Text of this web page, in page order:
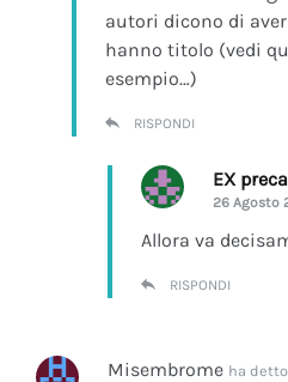
autori dicono di
hanno titolo (vedi
esempio…)
RISPONDI
EX
26 Agosto
Allora va
RISPONDI
Misembrome ha